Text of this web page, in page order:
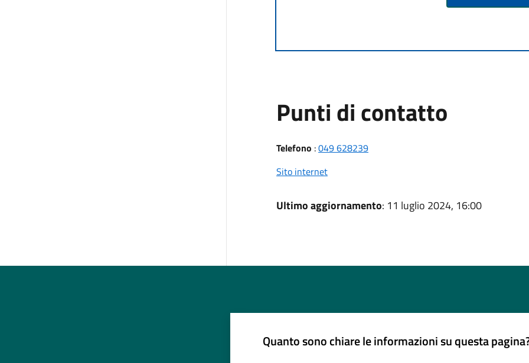
Punti di contatto
Telefono :049 628239
Sito internet
Ultimo aggiornamento: 11 luglio 2024, 16:00
Quanto sono chiare le informazioni su questa